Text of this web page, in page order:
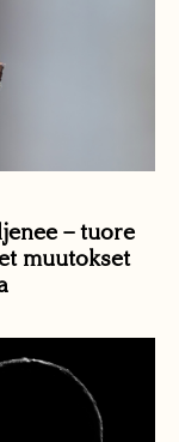
– tuore
muutokset